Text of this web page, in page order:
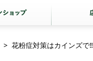
花粉症対策はカインズで‼️